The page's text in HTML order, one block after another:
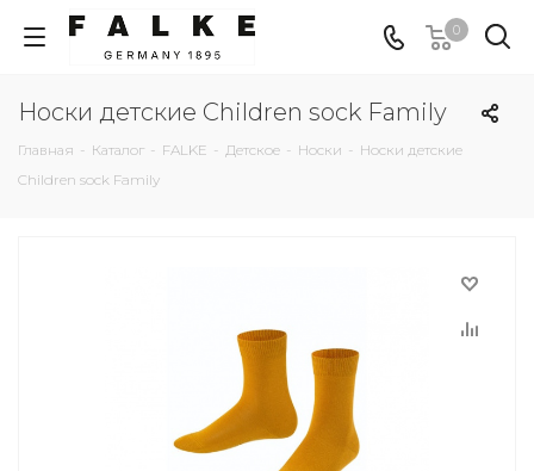
0
Носки детские Children sock Family
Главная - Каталог - FALKE - Детское - Носки - Носки детские
Children sock Family